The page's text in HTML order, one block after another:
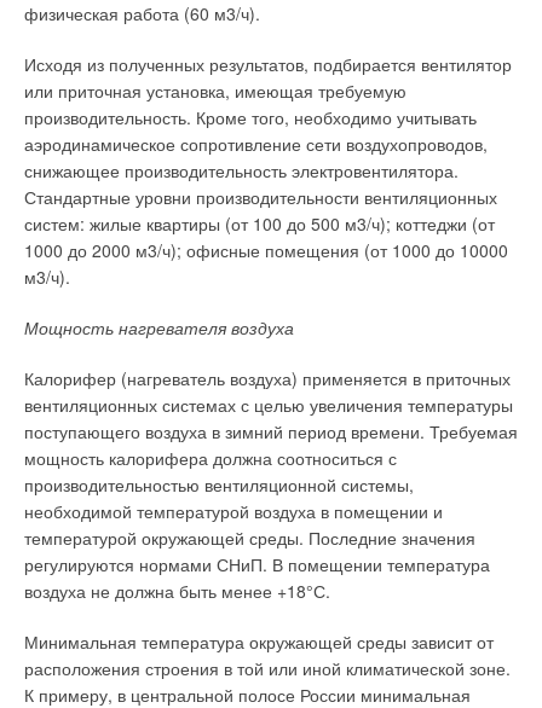
физическая работа (60 м3/ч).
Исходя из полученных результатов, подбирается вентилятор
или приточная установка, имеющая требуемую
производительность. Кроме того, необходимо учитывать
аэродинамическое сопротивление сети воздухопроводов,
снижающее производительность электровентилятора.
Стандартные уровни производительности вентиляционных
систем: жилые квартиры (от 100 до 500 м3/ч); коттеджи (от
1000 до 2000 м3/ч); офисные помещения (от 1000 до 10000
м3/ч).
Мощность нагревателя воздуха
Калорифер (нагреватель воздуха) применяется в приточных
вентиляционных системах с целью увеличения температуры
поступающего воздуха в зимний период времени. Требуемая
мощность калорифера должна соотноситься с
производительностью вентиляционной системы,
необходимой температурой воздуха в помещении и
температурой окружающей среды. Последние значения
регулируются нормами СНиП. В помещении температура
воздуха не должна быть менее +18°С.
Минимальная температура окружающей среды зависит от
расположения строения в той или иной климатической зоне.
К примеру, в центральной полосе России минимальная